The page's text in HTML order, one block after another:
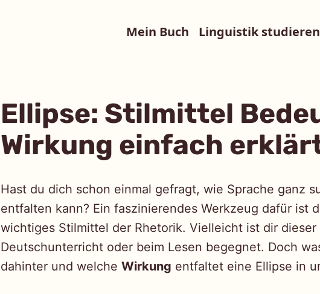
Mein Buch Linguistik studieren
Ellipse: Stilmittel
Wirkung einfach
Hast du dich schon einmal gefragt, wie Sprache ganz
entfalten kann? Ein faszinierendes Werkzeug dafür ist
wichtiges Stilmittel der Rhetorik. Vielleicht ist dir dieser
Deutschunterricht oder beim Lesen begegnet. Doch
dahinter und welche Wirkung entfaltet eine Ellipse in